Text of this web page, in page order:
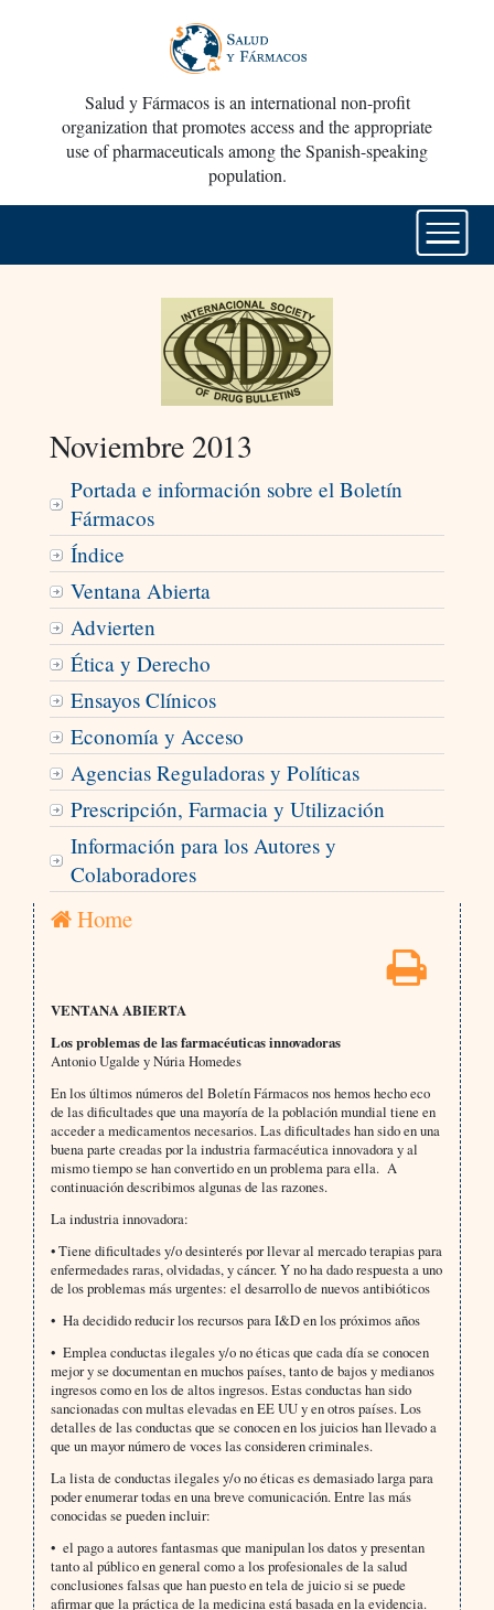
Salud y Fármacos is an international non-profit
organization that promotes access and the appropriate
use of pharmaceuticals among the Spanish-speaking
population.
Noviembre 2013
Portada e información sobre el Boletín
Fármacos
Índice
Ventana Abierta
Advierten
Ética y Derecho
Ensayos Clínicos
Economía y Acceso
Agencias Reguladoras y Políticas
Prescripción, Farmacia y Utilización
Información para los Autores y
Colaboradores
Home
VENTANA ABIERTA
Los problemas de las farmacéuticas innovadoras
Antonio Ugalde y Núria Homedes
En los últimos números del Boletín Fármacos nos hemos hecho eco
de las dificultades que una mayoría de la población mundial tiene en
acceder a medicamentos necesarios. Las dificultades han sido en una
buena parte creadas por la industria farmacéutica innovadora y al
mismo tiempo se han convertido en un problema para ella. A
continuación describimos algunas de las razones.
La industria innovadora:
• Tiene dificultades y/o desinterés por llevar al mercado terapias para
enfermedades raras, olvidadas, y cáncer. Y no ha dado respuesta a uno
de los problemas más urgentes: el desarrollo de nuevos antibióticos
• Ha decidido reducir los recursos para I&D en los próximos años
• Emplea conductas ilegales y/o no éticas que cada día se conocen
mejor y se documentan en muchos países, tanto de bajos y medianos
ingresos como en los de altos ingresos. Estas conductas han sido
sancionadas con multas elevadas en EE UU y en otros países. Los
detalles de las conductas que se conocen en los juicios han llevado a
que un mayor número de voces las consideren criminales.
La lista de conductas ilegales y/o no éticas es demasiado larga para
poder enumerar todas en una breve comunicación. Entre las más
conocidas se pueden incluir:
• el pago a autores fantasmas que manipulan los datos y presentan
tanto al público en general como a los profesionales de la salud
conclusiones falsas que han puesto en tela de juicio si se puede
afirmar que la práctica de la medicina está basada en la evidencia.